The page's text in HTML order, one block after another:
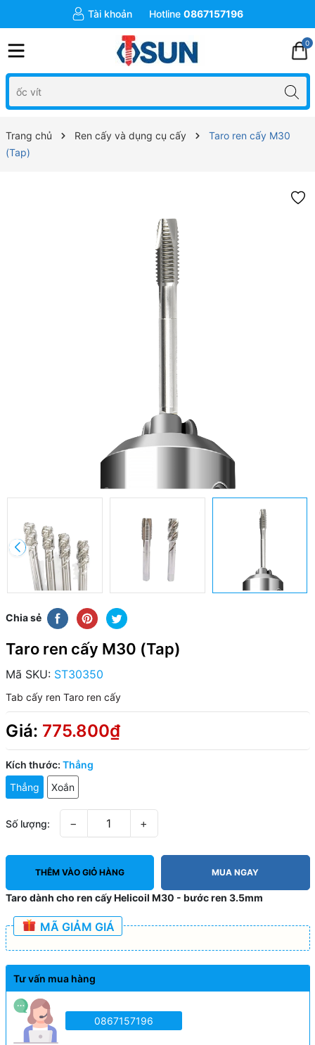
Tài khoản Hotline 0867157196
0
Trang chủ Ren cấy và dụng cụ cấy
Taro ren cấy M30
(Tap)
Chia sẻ
Taro ren cấy M30 (Tap)
Mã SKU: ST30350
Tab cấy ren Taro ren cấy
Giá: 775.800₫
Kích thước: Thẳng
Thẳng
Xoắn
Số lượng: − +
THÊM VÀO GIỎ HÀNG MUA NGAY
Taro dành cho ren cấy Helicoil M30 - bước ren 3.5mm
MÃ GIẢM GIÁ
Tư vấn mua hàng
0867157196